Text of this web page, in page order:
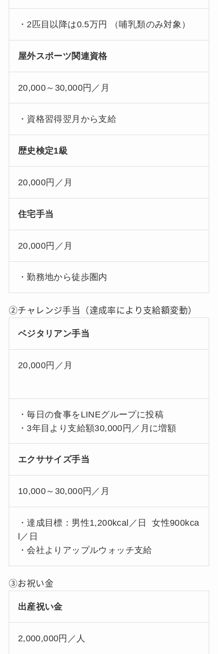
・2匹目以降は0.5万円 （哺乳類のみ対象）
屋外スポーツ関連資格
20,000～30,000円／月
・資格習得翌月から支給
歴史検定1級
20,000円／月
住宅手当
20,000円／月
・勤務地から徒歩圏内
②チャレンジ手当（達成率により支給額変動）
ベジタリアン手当
20,000円／月
・毎日の食事をLINEグループに投稿
・3年目より支給額30,000円／月に増額
エクササイズ手当
10,000～30,000円／月
・達成目標：男性1,200kcal／日 女性900kca
l／日
・会社よりアップルウォッチ支給
③お祝い金
出産祝い金
2,000,000円／人